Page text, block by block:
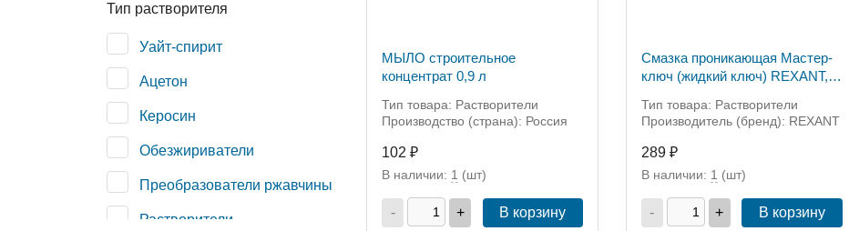
Тип растворителя
Уайт-спирит
Ацетон
Керосин
Обезжириватели
Преобразователи ржавчины
Растворители
МЫЛО строительное
концентрат 0,9 л
Тип товара: Растворители
Производство (страна): Россия
102 ₽
В наличии: 1 (шт)
- + В корзину
Смазка проникающая Мастер-
ключ (жидкий ключ) REXANT,
аэрозоль
Тип товара: Растворители
Производитель (бренд): REXANT
289 ₽
В наличии: 1 (шт)
- + В корзину